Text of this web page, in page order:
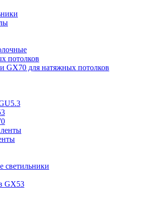
потолков
GX70 для натяжных потолков
светильники
GX53